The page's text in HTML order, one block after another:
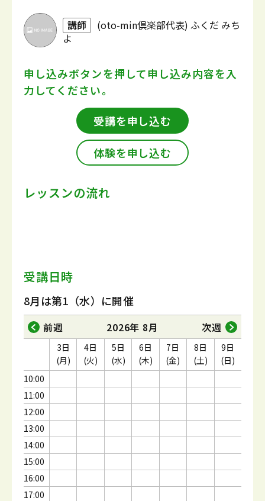
講師
(oto-min倶楽部代表) ふくだ みち
よ
申し込みボタンを押して申し込み内容を入
力してください。
受講を申し込む
体験を申し込む
レッスンの流れ
受講日時
8月は第1（水）に開催
前週 2026年 8月 次週
10:00
11:00
12:00
13:00
14:00
15:00
16:00
17:00
3日
(月)
4日
(火)
5日
(水)
6日
(木)
7日
(金)
8日
(土)
9日
(日)